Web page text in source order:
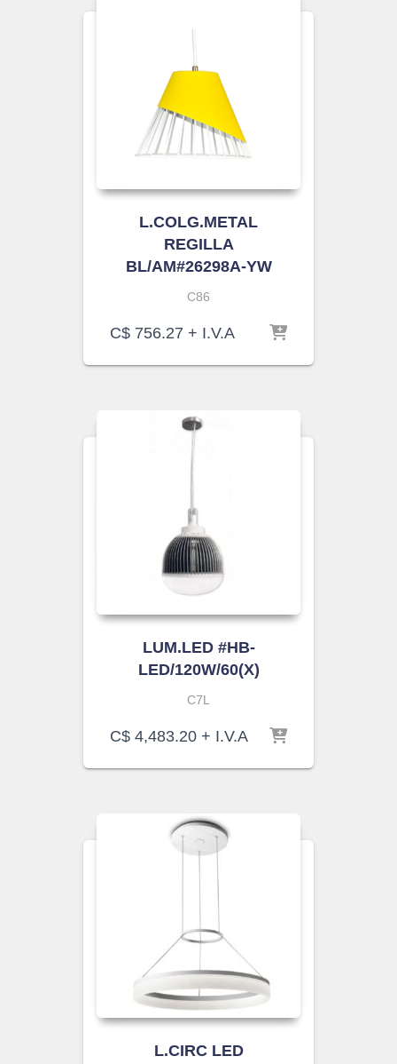
L.COLG.METAL
REGILLA
BL/AM#26298A-YW
C86
C$ 756.27 + I.V.A
LUM.LED #HB-
LED/120W/60(X)
C7L
C$ 4,483.20 + I.V.A
L.CIRC LED